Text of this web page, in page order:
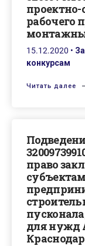
рабочего
15.12.2020 •
конкурсам
Читать далее
право
для нужд